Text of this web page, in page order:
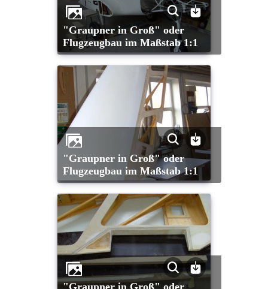
"Graupner in Groß" oder
Flugzeugbau im Maßstab 1:1
"Graupner in Groß" oder
Flugzeugbau im Maßstab 1:1
"Graupner in Groß" oder